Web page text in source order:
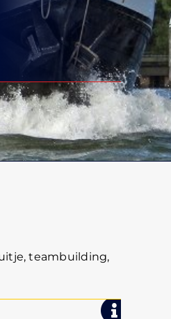
teambuilding,